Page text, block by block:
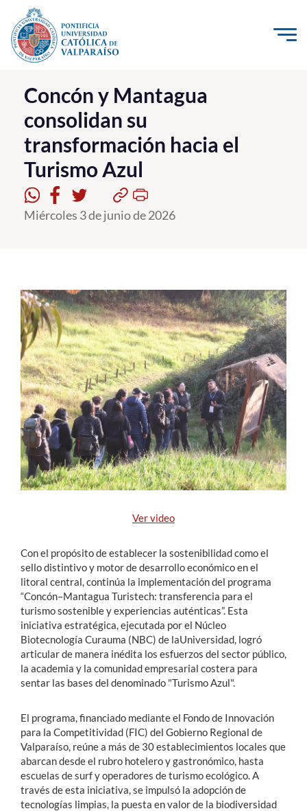
Click acá para ir directamente al contenido
La Universidad
Investigación, Creación e Innovación
PUCV Internacional
Vinculación con el Medio
Admisión
Formación Continua
Estudiantes
Académicos
Funcionarios
Alumni
English
Concón y Mantagua
consolidan su
transformación hacia el
Turismo Azul
Miércoles 3 de junio de 2026
Ver video
Con el propósito de establecer la sostenibilidad como el
sello distintivo y motor de desarrollo económico en el
litoral central, continúa la implementación del programa
“Concón–Mantagua Turistech: transferencia para el
turismo sostenible y experiencias auténticas”. Esta
iniciativa estratégica, ejecutada por el Núcleo
Biotecnología Curauma (NBC) de laUniversidad, logró
articular de manera inédita los esfuerzos del sector público,
la academia y la comunidad empresarial costera para
sentar las bases del denominado "Turismo Azul".
El programa, financiado mediante el Fondo de Innovación
para la Competitividad (FIC) del Gobierno Regional de
Valparaíso, reúne a más de 30 establecimientos locales que
abarcan desde el rubro hotelero y gastronómico, hasta
escuelas de surf y operadores de turismo ecológico. A
través de esta iniciativa, se impulsó la adopción de
tecnologías limpias, la puesta en valor de la biodiversidad